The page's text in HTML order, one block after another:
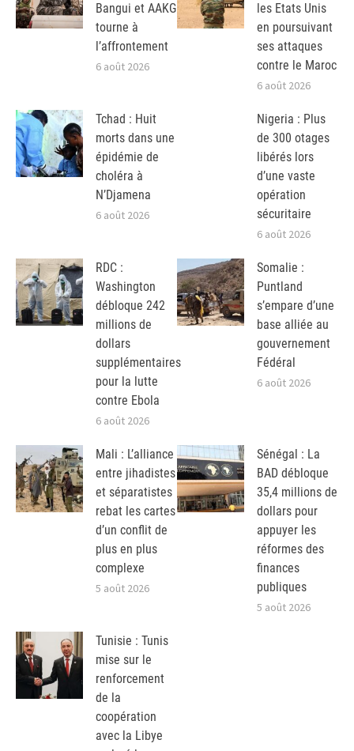
Bangui et AAKG
tourne à
l’affrontement
6 août 2026
les Etats Unis
en poursuivant
ses attaques
contre le Maroc
6 août 2026
Tchad : Huit
morts dans une
épidémie de
choléra à
N’Djamena
6 août 2026
Nigeria : Plus
de 300 otages
libérés lors
d’une vaste
opération
sécuritaire
6 août 2026
RDC :
Washington
débloque 242
millions de
dollars
supplémentaires
pour la lutte
contre Ebola
6 août 2026
Somalie :
Puntland
s’empare d’une
base alliée au
gouvernement
Fédéral
6 août 2026
Mali : L’alliance
entre jihadistes
et séparatistes
rebat les cartes
d’un conflit de
plus en plus
complexe
5 août 2026
Sénégal : La
BAD débloque
35,4 millions de
dollars pour
appuyer les
réformes des
finances
publiques
5 août 2026
Tunisie : Tunis
mise sur le
renforcement
de la
coopération
avec la Libye